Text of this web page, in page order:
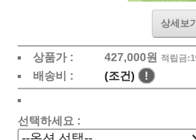
상세보기
상품가 : 427,000원 적립금
배송비 : (조건) !
선택하세요 :